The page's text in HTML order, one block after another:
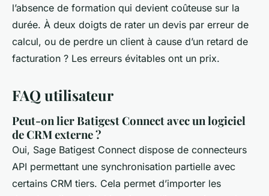
l’absence de formation qui devient coûteuse sur la
durée. À deux doigts de rater un devis par erreur de
calcul, ou de perdre un client à cause d’un retard de
facturation ? Les erreurs évitables ont un prix.
FAQ utilisateur
Peut-on lier Batigest Connect avec un logiciel
de CRM externe ?
Oui, Sage Batigest Connect dispose de connecteurs
API permettant une synchronisation partielle avec
certains CRM tiers. Cela permet d’importer les